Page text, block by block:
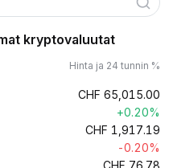
kryptovaluutat
Hinta ja 24 tunnin %
CHF 65,015.00
+0.20%
CHF 1,917.19
-0.20%
CHF 76.78